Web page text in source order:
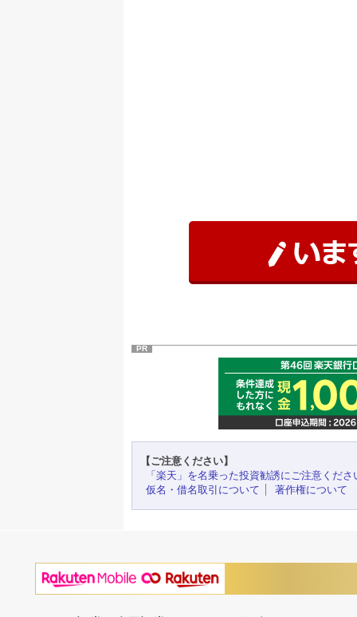
PR
【ご注意ください】
「楽天」を名乗った投資勧誘にご注意くださ
仮名・借名取引について
著作権について